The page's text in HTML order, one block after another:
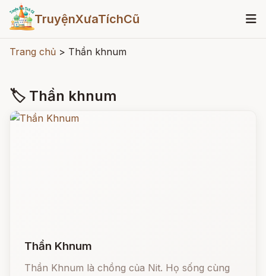
TruyệnXưaTíchCũ
Trang chủ > Thần khnum
🏷 Thần khnum
Thần Khnum
Thần Khnum là chồng của Nit. Họ sống cùng